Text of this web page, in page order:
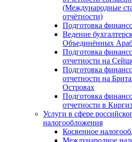
(Международные
отчётности)
Подготовка
Ведение
Объединённых
Подготовка
отчетности на
Подготовка
отчетности на
Островах
Подготовка
отчетности в
Услуги в сфере
налогообложения
Косвенное
Международное